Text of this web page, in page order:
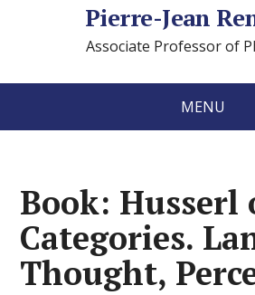
Pierre-Jean
Associate Professor of
MENU
Book: Husserl
Categories.
Thought,